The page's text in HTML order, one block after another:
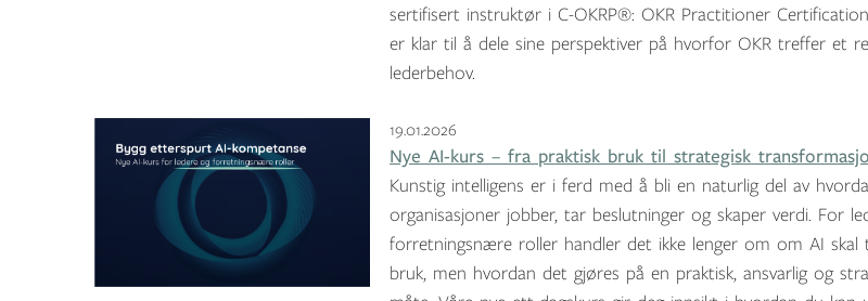
sertifisert instruktør i C-OKRP®: OKR Practitioner
er klar til å dele sine perspektiver på hvorfor OKR treffer et
lederbehov.
19.01.2026
Nye AI-kurs – fra praktisk bruk til strategisk
Kunstig intelligens er i ferd med å bli en naturlig del av
organisasjoner jobber, tar beslutninger og skaper verdi. For
forretningsnære roller handler det ikke lenger om om AI skal
bruk, men hvordan det gjøres på en praktisk, ansvarlig og